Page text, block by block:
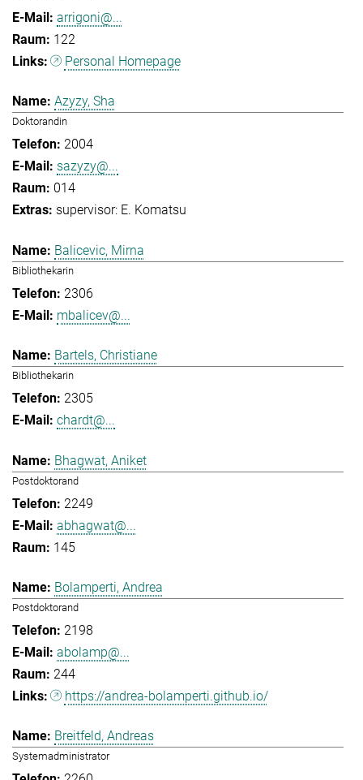
arrigoni@...
122
Personal Homepage
Azyzy, Sha
Doktorandin
2004
sazyzy@...
014
supervisor: E. Komatsu
Balicevic, Mirna
Bibliothekarin
2306
mbalicev@...
Bartels, Christiane
Bibliothekarin
2305
chardt@...
Bhagwat, Aniket
Postdoktorand
2249
abhagwat@...
145
Bolamperti, Andrea
Postdoktorand
2198
abolamp@...
244
https://andrea-bolamperti.github.io/
Breitfeld, Andreas
Systemadministrator